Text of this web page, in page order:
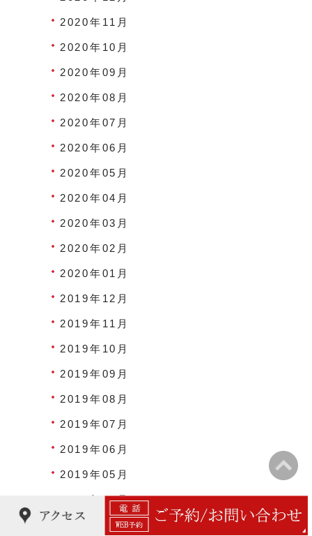
2020年11月
2020年10月
2020年09月
2020年08月
2020年07月
2020年06月
2020年05月
2020年04月
2020年03月
2020年02月
2020年01月
2019年12月
2019年11月
2019年10月
2019年09月
2019年08月
2019年07月
2019年06月
2019年05月
2019年04月
2019年03月